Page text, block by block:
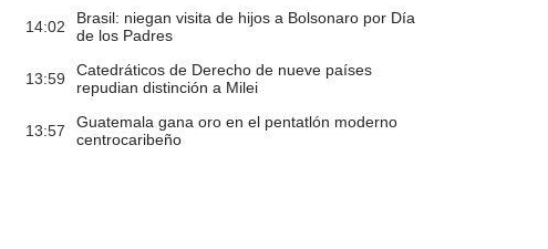
14:02
Brasil: niegan visita de hijos a Bolsonaro por Día
de los Padres
13:59
Catedráticos de Derecho de nueve países
repudian distinción a Milei
13:57
Guatemala gana oro en el pentatlón moderno
centrocaribeño